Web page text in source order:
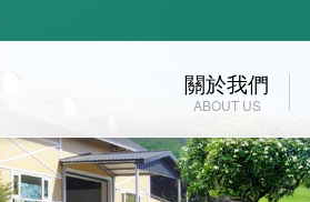
關於我們
ABOUT US